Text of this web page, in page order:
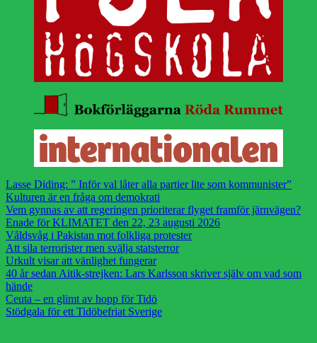
Lasse Diding: ” Inför val låter alla partier lite som kommunister”
Kulturen är en fråga om demokrati
Vem gynnas av att regeringen prioriterar flyget framför järnvägen?
Enade för KLIMATET den 22, 23 augusti 2026
Våldsvåg i Pakistan mot folkliga protester
Att sila terrorister men svälja statsterror
Urkult visar att vänlighet fungerar
40 år sedan Aitik-strejken: Lars Karlsson skriver själv om vad som
hände
Ceuta – en glimt av hopp för Tidö
Stödgala för ett Tidöbefriat Sverige